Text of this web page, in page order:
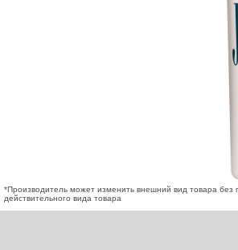
*Производитель может изменить внешний вид товара без
действительного вида товара